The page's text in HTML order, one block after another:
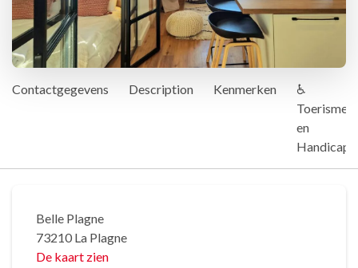
Contactgegevens Description Kenmerken
♿
Toerisme
en
Handicap
Belle Plagne
73210 La Plagne
De kaart zien